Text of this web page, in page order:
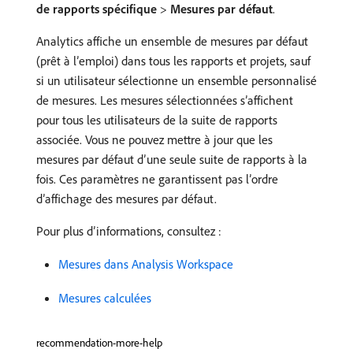
de rapports spécifique > Mesures par défaut.
Analytics affiche un ensemble de mesures par défaut
(prêt à l’emploi) dans tous les rapports et projets, sauf
si un utilisateur sélectionne un ensemble personnalisé
de mesures. Les mesures sélectionnées s’affichent
pour tous les utilisateurs de la suite de rapports
associée. Vous ne pouvez mettre à jour que les
mesures par défaut d’une seule suite de rapports à la
fois. Ces paramètres ne garantissent pas l’ordre
d’affichage des mesures par défaut.
Pour plus d’informations, consultez :
Mesures dans Analysis Workspace
Mesures calculées
recommendation-more-help